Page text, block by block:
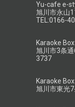
Yu-cafe e-
旭川市永山
TEL:0166-
Karaoke
旭川市3条
3737
Karaoke
旭川市東光